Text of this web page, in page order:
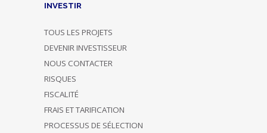
INVESTIR
TOUS LES PROJETS
DEVENIR INVESTISSEUR
NOUS CONTACTER
RISQUES
FISCALITÉ
FRAIS ET TARIFICATION
PROCESSUS DE SÉLECTION